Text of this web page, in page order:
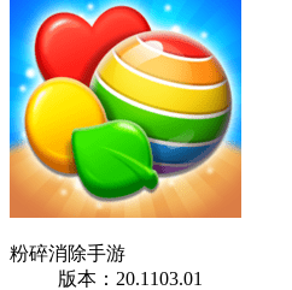
粉碎消除手游
版本：20.1103.01